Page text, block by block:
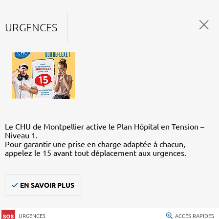
URGENCES
Le CHU de Montpellier active le Plan Hôpital en Tension –
Niveau 1.
Pour garantir une prise en charge adaptée à chacun,
appelez le 15 avant tout déplacement aux urgences.
EN SAVOIR PLUS
URGENCES ACCÈS RAPIDES